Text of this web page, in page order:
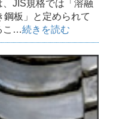
JIS規格では「溶融
板」と定められて
こ…続きを読む